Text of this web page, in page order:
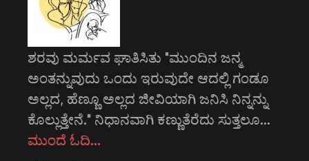
ಶರವು ಮರ್ಮವ ಘಾತಿಸಿತು "ಮುಂದಿನ ಜನ್ಮ
ಅಂತನ್ನುವುದು ಒಂದು ಇರುವುದೇ ಆದಲ್ಲಿ ಗಂಡೂ
ಅಲ್ಲದ, ಹೆಣ್ಣೂ ಅಲ್ಲದ ಜೀವಿಯಾಗಿ ಜನಿಸಿ ನಿನ್ನನ್ನು
ಕೊಲ್ಲುತ್ತೇನೆ." ನಿಧಾನವಾಗಿ ಕಣ್ಣುತೆರೆದು ಸುತ್ತಲೂ…
ಮುಂದೆ ಓದಿ…